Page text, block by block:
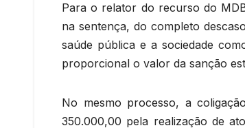
Para o relator do recurso do
na sentença, do completo
saúde pública e a sociedade
proporcional o valor da sanção
No mesmo processo, a
350.000,00 pela realização de